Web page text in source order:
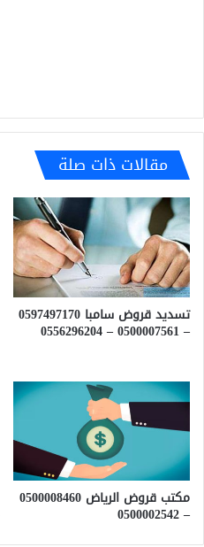
مقالات ذات صلة
تسديد قروض سامبا 0597497170
– 0500007561 – 0556296204
مكتب قروض الرياض 0500008460
– 0500002542